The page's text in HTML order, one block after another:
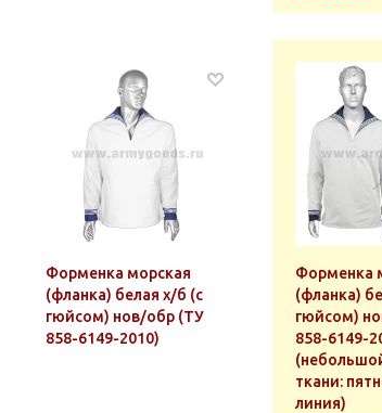
Форменка морская
(фланка) белая х/б (с
гюйсом) нов/обр (ТУ
858-6149-2010)
Форменка
(фланка)
гюйсом)
858-6149-
ткани:
линия)